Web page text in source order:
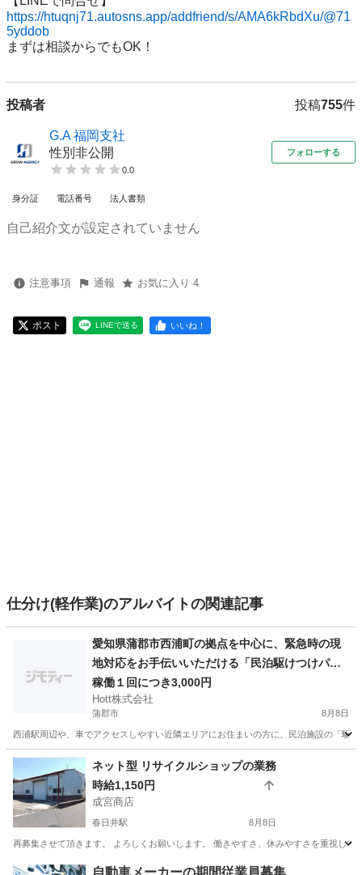
https://htuqnj71.autosns.app/addfriend/s/AMA6kRbdXu/@71
5yddob
投稿者 投稿755件
G.A 福岡支社
性別非公開
0.0
フォローする
身分証 電話番号 法人書類
自己紹介文が設定されていません
注意事項 通報 お気に入り 4
ポスト LINEで送る いいね！
仕分け(軽作業)のアルバイトの関連記事
愛知県蒲郡市西浦町の拠点を中心に、緊急時の現
地対応をお手伝いいただける「民泊駆けつけパー
トナー」を募集します。 住宅宿泊事業法（民泊新
法）および蒲郡市の規定に伴い、苦情やトラブル
発生時に迅速に現地へ急行できる体制の構築を重
視しています。この行政の規定をクリアし、健全
な事業運営を継続するため、いざという時に車で
すぐに様子を見に行っていただける方を限定募集
します。 【ここがポイント！近隣エリアの方への
待遇】 契約締結後に10,000円を支給（先着1名限
定） 弊社規定に則り、契約締結後に駆けつけ体制
稼働１回につき3,000円
Hott株式会社
蒲郡市 8月8日
西浦駅周辺や、車でアクセスしやすい近隣エリアにお住まいの方に、民泊施設の「駆
愛知 蒲郡市 軽作業 近隣
ネット型 リサイクルショップの業務
時給1,150円
成宮商店
春日井駅 8月8日
再募集させて頂きます。 よろしくお願いします。 働きやすさ、休みやすさを重視し
愛知 春日井市 春日井駅 その他 時給
自動車メーカーの期間従業員募集